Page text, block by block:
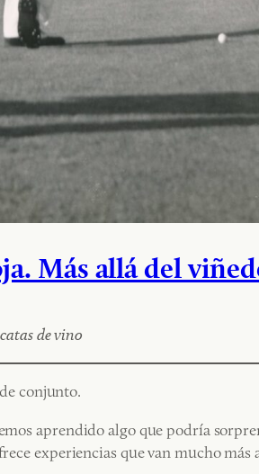
Más allá del
de vino
conjunto.
aprendido algo que podría
experiencias que van mucho